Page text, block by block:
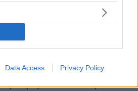
Data Access Privacy Policy
διαχείριση προκειμένου
άλλωστε και στο θέμα των
έτοιμοι να
για κάτι τέτοιο, καθώς
Οι τοπικές και
χωρίς τον απαιτούμενο